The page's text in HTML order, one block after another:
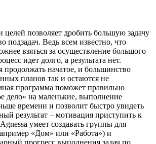
позволяет дробить большую задачу
подзадач. Ведь всем известно, что
взяться за осуществление большого
идет долго, а результата нет.
продолжать начатое, и большинство
планов так и остаются не
программа поможет правильно
дело» на маленькие, выполнение
времени и позволит быстро увидеть
результат – мотивация приступить к
умеет создавать группы для
«Дом» или «Работа») и
прогресс выполнения задач по